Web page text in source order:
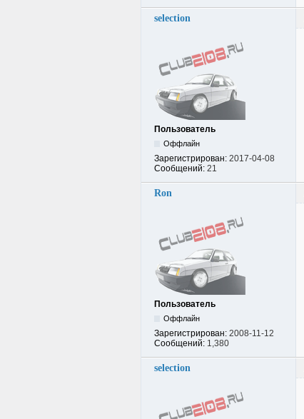
selection
Пользователь
Оффлайн
Зарегистрирован: 2017-04-08
Сообщений: 21
Ron
Пользователь
Оффлайн
Зарегистрирован: 2008-11-12
Сообщений: 1,380
selection